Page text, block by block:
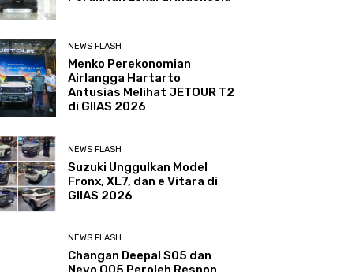
NEWS FLASH
Menko Perekonomian
Airlangga Hartarto
Antusias Melihat JETOUR T2
di GIIAS 2026
NEWS FLASH
Suzuki Unggulkan Model
Fronx, XL7, dan e Vitara di
GIIAS 2026
NEWS FLASH
Changan Deepal S05 dan